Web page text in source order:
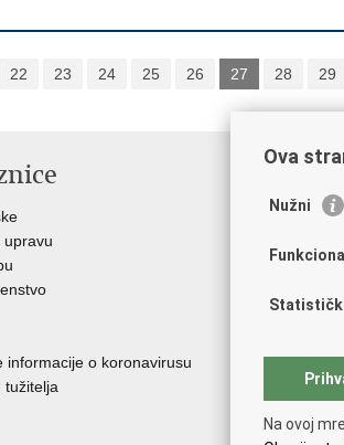
22 23 24 25 26 27 28 29
upravu
informacije o koronavirusu
tužitelja
Portal
Državno
Ured za
Hrvatska
Hrvatska
Ova
Nužni
Na ovoj